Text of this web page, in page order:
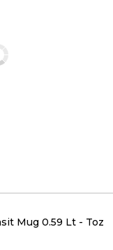
Mug 0.59 Lt - Toz